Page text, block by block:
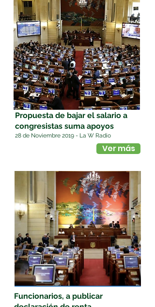
Ver más
Propuesta de bajar el salario a
congresistas suma apoyos
28 de Noviembre 2019 - La W Radio
Funcionarios, a publicar